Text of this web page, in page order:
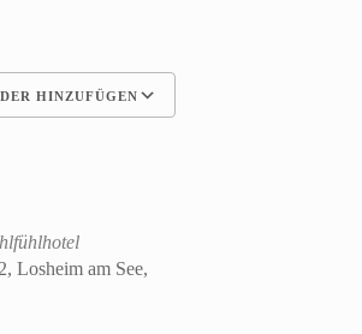
HINZUFÜGEN
Losheim am See,